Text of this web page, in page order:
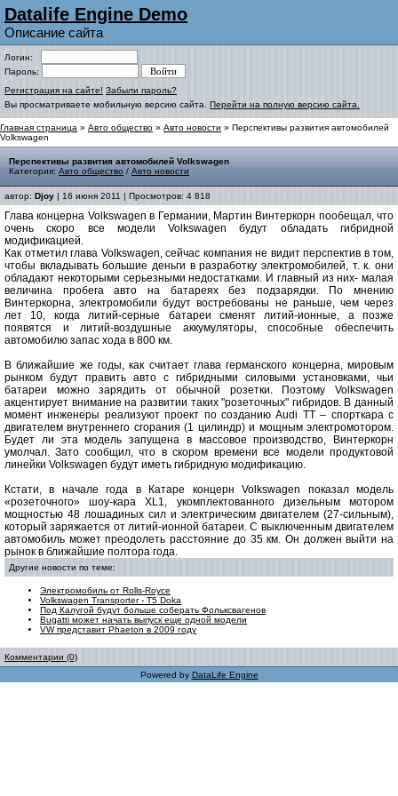
Datalife Engine Demo
Описание сайта
Логин:
Пароль:
Регистрация на сайте! Забыли пароль?
Вы просматриваете мобильную версию сайта. Перейти на полную версию сайта.
Главная страница » Авто общество » Авто новости » Перспективы развития автомобилей
Volkswagen
Перспективы развития автомобилей Volkswagen
Категория: Авто общество / Авто новости
автор: Djoy | 16 июня 2011 | Просмотров: 4 818
Глава концерна Volkswagen в Германии, Мартин Винтеркорн пообещал, что
очень скоро все модели Volkswagen будут обладать гибридной
модификацией.
Как отметил глава Volkswagen, сейчас компания не видит перспектив в том,
чтобы вкладывать большие деньги в разработку электромобилей, т. к. они
обладают некоторыми серьезными недостатками. И главный из них- малая
величина пробега авто на батареях без подзарядки. По мнению
Винтеркорна, электромобили будут востребованы не раньше, чем через
лет 10, когда литий-серные батареи сменят литий-ионные, а позже
появятся и литий-воздушные аккумуляторы, способные обеспечить
автомобилю запас хода в 800 км.
В ближайшие же годы, как считает глава германского концерна, мировым
рынком будут править авто с гибридными силовыми установками, чьи
батареи можно зарядить от обычной розетки. Поэтому Volkswagen
акцентирует внимание на развитии таких "розеточных" гибридов. В данный
момент инженеры реализуют проект по созданию Audi TT – спорткара с
двигателем внутреннего сгорания (1 цилиндр) и мощным электромотором.
Будет ли эта модель запущена в массовое производство, Винтеркорн
умолчал. Зато сообщил, что в скором времени все модели продуктовой
линейки Volkswagen будут иметь гибридную модификацию.
Кстати, в начале года в Катаре концерн Volkswagen показал модель
«розеточного» шоу-кара XL1, укомплектованного дизельным мотором
мощностью 48 лошадиных сил и электрическим двигателем (27-сильным),
который заряжается от литий-ионной батареи. С выключенным двигателем
автомобиль может преодолеть расстояние до 35 км. Он должен выйти на
рынок в ближайшие полтора года.
Другие новости по теме:
Электромобиль от Rolls-Royce
Volkswagen Transporter - T5 Doka
Под Калугой будут больше соберать Фольксвагенов
Bugatti может начать выпуск еще одной модели
VW представит Phaeton в 2009 году
Комментарии (0)
Powered by DataLife Engine